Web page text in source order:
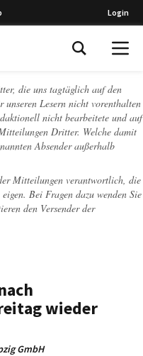
Login
die uns tagtäglich auf den
unseren Lesern nicht vorenthalten
nicht bearbeitete und auf
Dritter. Welche damit
Absender außerhalb
Mitteilungen verantwortlich, die
Bei Fragen dazu wenden Sie
den Versender der
wieder
GmbH